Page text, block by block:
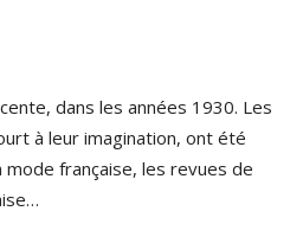
dans les années 1930. Les
à leur imagination, ont été
française, les revues de